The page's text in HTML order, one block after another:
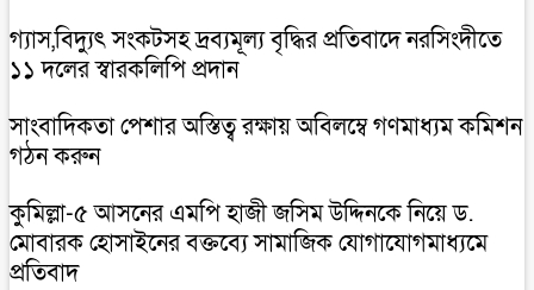
গ্যাস,বিদ্যুৎ সংকটসহ দ্রব্যমূল্য বৃদ্ধির প্রতিবাদে নরসিংদীতে
১১ দলের স্বারকলিপি প্রদান
সাংবাদিকতা পেশার অস্তিত্ব রক্ষায় অবিলম্বে গণমাধ্যম কমিশন
গঠন করুন
কুমিল্লা-৫ আসনের এমপি হাজী জসিম উদ্দিনকে নিয়ে ড.
মোবারক হোসাইনের বক্তব্যে সামাজিক যোগাযোগমাধ্যমে
প্রতিবাদ